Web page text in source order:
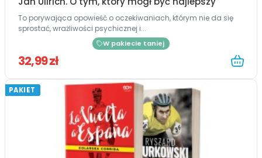
To porywająca opowieść o oczekiwaniach, którym nie da się
sprostać, wrażliwości psychicznej i...
W pakiecie taniej
32,99 zł
PAKIET